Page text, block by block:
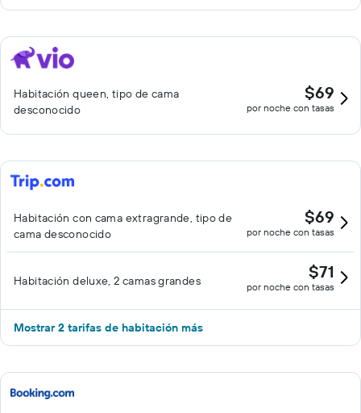
Habitación queen, tipo de cama
desconocido
$69
por noche con tasas
Habitación con cama extragrande, tipo de
cama desconocido
$69
por noche con tasas
Habitación deluxe, 2 camas grandes $71
por noche con tasas
Mostrar 2 tarifas de habitación más